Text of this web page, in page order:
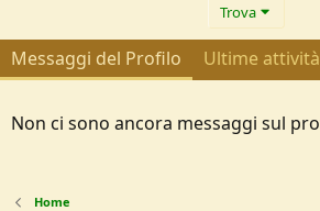
Trova
Messaggi del Profilo Ultime attività
Non ci sono ancora messaggi sul
Home